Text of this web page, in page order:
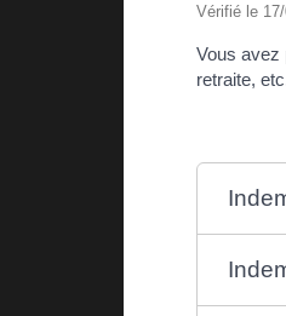
Vérifié le
Vous avez
retraite,